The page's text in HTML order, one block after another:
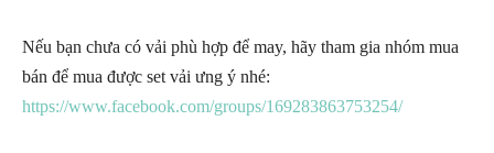
Nếu bạn chưa có vải phù hợp để may, hãy tham gia nhóm mua
bán để mua được set vải ưng ý nhé:
https://www.facebook.com/groups/169283863753254/